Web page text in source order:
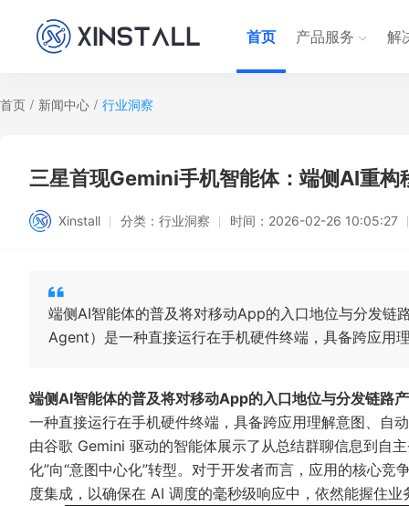
首页 产品服务 解
首页 / 新闻中心 / 行业洞察
三星首现Gemini手机智能体：端侧AI重构
Xinstall 分类： 行业洞察 时间： 2026-02-26 10:05:27
端侧AI智能体的普及将对移动App的入口地位与分发
Agent）是一种直接运行在手机硬件终端，具备跨应用
端侧AI智能体的普及将对移动App的入口地位与分发链路
一种直接运行在手机硬件终端，具备跨应用理解意图、自
由谷歌 Gemini 驱动的智能体展示了从总结群聊信息到自
化”向“意图中心化”转型。对于开发者而言，应用的核心
度集成，以确保在 AI 调度的毫秒级响应中，依然能握住业